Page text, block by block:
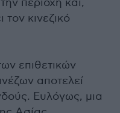
τον κινεζικό
επιθετικών
αποτελεί
Ευλόγως, μια